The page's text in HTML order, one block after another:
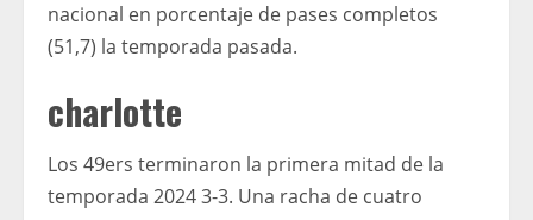
nacional en porcentaje de pases completos
(51,7) la temporada pasada.
charlotte
Los 49ers terminaron la primera mitad de la
temporada 2024 3-3. Una racha de cuatro